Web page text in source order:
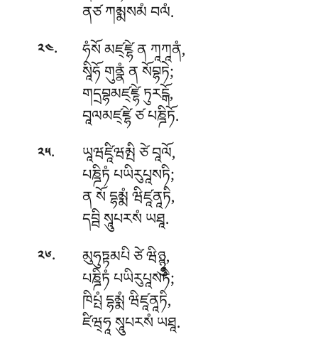
ནཙ ཀམྨསམཾ བལཾ.
༢༤. ཧཾསོ མཛ྄ཛྷེ ན ཀཱཀཱནཾ,
སཱིཧོ གུནྣཾ ན སོབྷཏེ;
གདྲབྷམཛ྄ཛྷེ ཏུརངྒོ,
བཱལམཛ྄ཛྷེ ཙ པཎྜིཏོ.
༢༥. ཡཱཝཛཱིཝམྤི ཙེ བཱལོ,
པཎྜིཏཾ པཡིརུཔཱསཏི;
ན སོ དྷམྨཾ ཝིཛཱནཱཏི,
དབྦི སཱུཔརསཾ ཡཐཱ.
༢༦. མུཧུཏྟམཔི ཙེ ཝིཉྙཱུ,
པཎྜིཏཾ པཡིརུཔཱསཏི;
ཁིཔྤཾ དྷམྨཾ ཝིཛཱནཱཏི,
ཛིཝ྄ཧཱ སཱུཔརསཾ ཡཐཱ.